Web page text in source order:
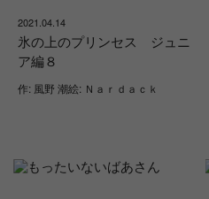
2021.04.14
氷の上のプリンセス ジュニ
ア編８
作: 風野 潮絵: Ｎａｒｄａｃｋ